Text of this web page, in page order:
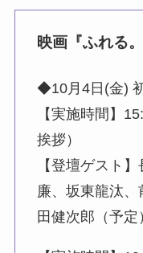
映画『ふれる
◆10月4日(金)
【実施時間】
挨拶）
【登壇ゲスト
廉、坂東龍汰
田健次郎（予定